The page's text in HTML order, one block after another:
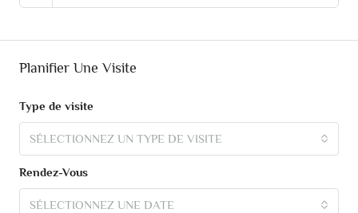
Planifier Une Visite
Type de visite
SÉLECTIONNEZ UN TYPE DE VISITE
Rendez-Vous
SÉLECTIONNEZ UNE DATE